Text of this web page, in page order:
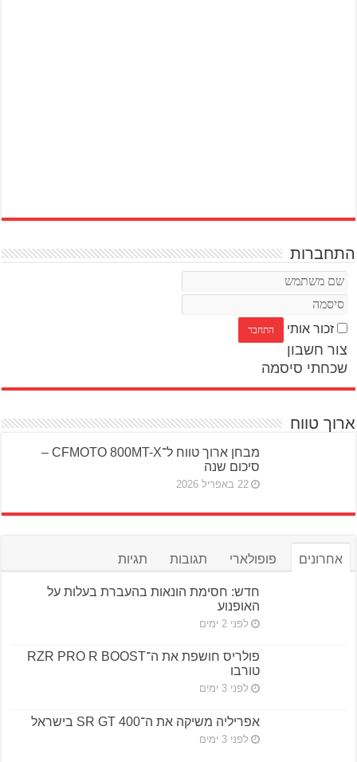
התחברות
זכור אותי
צור חשבון
שכחתי סיסמה
ארוך טווח
מבחן ארוך טווח ל־CFMOTO 800MT-X –
סיכום שנה
22 באפריל 2026
אחרונים פופולארי תגובות תגיות
חדש: חסימת הונאות בהעברת בעלות על
האופנוע
לפני 2 ימים
פולריס חושפת את ה־RZR PRO R BOOST
טורבו
לפני 3 ימים
אפריליה משיקה את ה־SR GT 400 בישראל
לפני 3 ימים